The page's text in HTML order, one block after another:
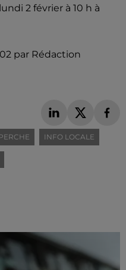
2 février à 10 h à
par Rédaction
INFO LOCALE